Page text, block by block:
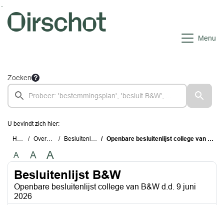
Ga naar de inhoud van deze pagina
Ga naar het zoeken
Ga naar het menu
Menu
Zoeken
U bevindt zich hier:
Home Overzichten Besluitenlijst B&W Openbare besluitenlijst college van B&W d.d. 9 juni 2026
A A A
Besluitenlijst B&W
Openbare besluitenlijst college van B&W d.d. 9 juni
2026